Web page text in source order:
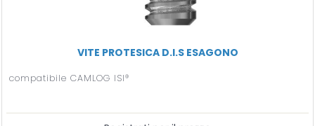
VITE PROTESICA D.I.S ESAGONO
compatibile CAMLOG ISI®